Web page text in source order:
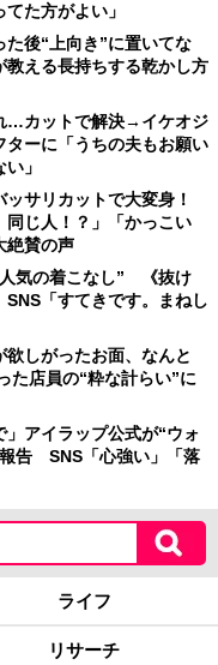
た方がよい」
後“上向き”に置いてな
える長持ちする乾かし方
…カットで解決→イケオジ
ーに「うちの夫もお願い
」
ッサリカットで大変身！
同じ人！？」「かっこい
絶賛の声
人気の着こなし” 《抜け
「すてきです。まねし
欲しがったお面、なんと
店員の“粋な計らい”に
」アイラップ公式が“ウォ
告 SNS「心強い」「落
ライフ
リサーチ